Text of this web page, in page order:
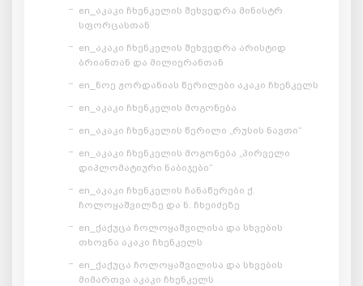
en_აკაკი ჩხენკელის შეხვედრა მინისტრ
სფორცასთან
en_აკაკი ჩხენკელის შეხვედრა არისტიდ
ბრიანთან და მილიერანთან
en_ნოე ჟორდანიას წერილები აკაკი ჩხენკელს
en_აკაკი ჩხენკელის მოგონება
en_აკაკი ჩხენკელის წერილი „რუსის ნავთი“
en_აკაკი ჩხენკელის მოგონება „პირველი
დიპლომატიური ნაბიჯები“
en_აკაკი ჩხენკელის ჩანაწერები ქ.
ჩოლოყაშვილზე და ნ. ჩხეიძეზე
en_ქაქუცა ჩოლოყაშვილისა და სხვების
თხოვნა აკაკი ჩხენკელს
en_ქაქუცა ჩოლოყაშვილისა და სხვების
მიმართვა აკაკი ჩხენკელს